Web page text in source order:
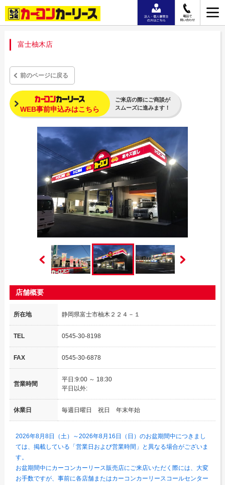
富士柚木店
前のページに戻る
WEB事前申込みはこちら
ご来店の際にご商談が
スムーズに進みます！
店舗概要
所在地 静岡県富士市柚木２２４－１
TEL 0545-30-8198
FAX 0545-30-6878
営業時間
平日:9:00 ～ 18:30
平日以外:
休業日 毎週日曜日 祝日 年末年始
2026年8月8日（土）～2026年8月16日（日）のお盆期間中につきまし
ては、掲載している「営業日および営業時間」と異なる場合がございま
す。
お盆期間中にカーコンカーリース販売店にご来店いただく際には、大変
お手数ですが、事前に各店舗またはカーコンカーリースコールセンター